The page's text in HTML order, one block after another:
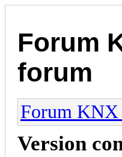
Forum
forum
Forum
Version